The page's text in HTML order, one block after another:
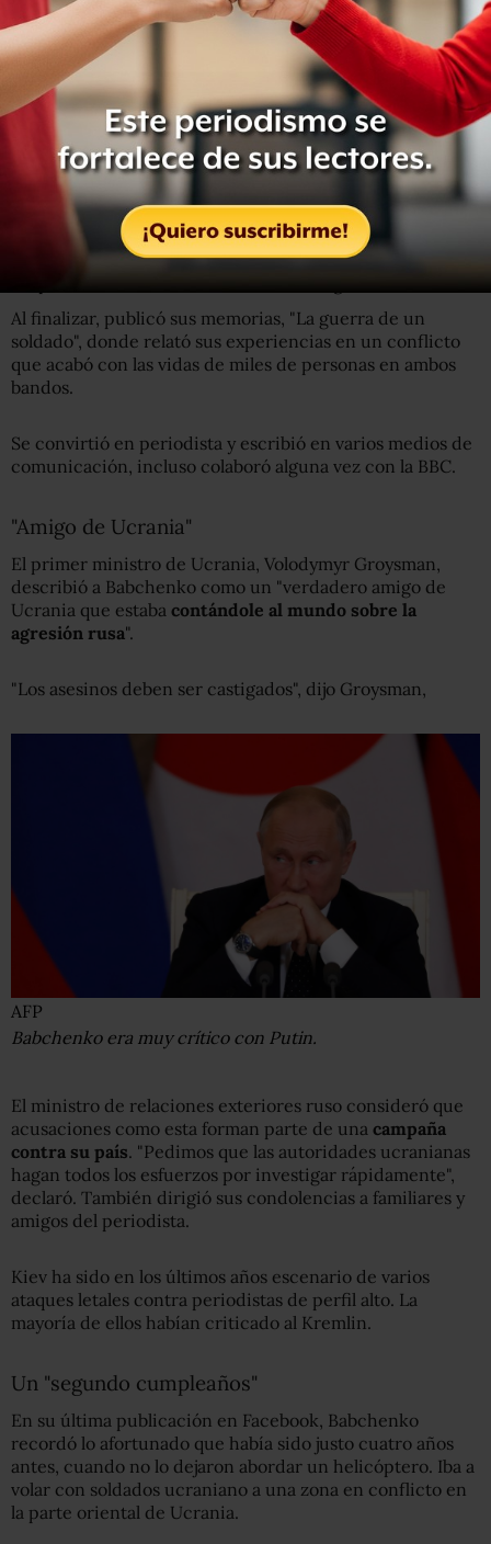
Babchenko era unconocido crítico del presidente de su
país, Vladimir Putin
. Se había manifestado en contra de
la intervención rusa en Siria y en el este de Ucrania.
A los 18 años, cuando estudiaba Derecho en Moscú, fue
llamado a servir en el ejército ruso, lo que le llevó a
participar en las dos guerras con Chechenia entre los
años 1994 y 2000.
Quién era y qué reporteaba Ahmad Shah, el joven
periodista de la BBC asesinado en Afganistán
Al finalizar, publicó sus memorias, "La guerra de un
soldado", donde relató sus experiencias en un conflicto
que acabó con las vidas de miles de personas en ambos
bandos.
Se convirtió en periodista y escribió en varios medios de
comunicación, incluso colaboró alguna vez con la BBC.
"Amigo de Ucrania"
El primer ministro de Ucrania, Volodymyr Groysman,
describió a Babchenko como un "verdadero amigo de
Ucrania que estaba contándole al mundo sobre la
agresión rusa".
"Los asesinos deben ser castigados", dijo Groysman,
AFP
Babchenko era muy crítico con Putin.
El ministro de relaciones exteriores ruso consideró que
acusaciones como esta forman parte de una campaña
contra su país. "Pedimos que las autoridades ucranianas
hagan todos los esfuerzos por investigar rápidamente",
declaró. También dirigió sus condolencias a familiares y
amigos del periodista.
Kiev ha sido en los últimos años escenario de varios
ataques letales contra periodistas de perfil alto. La
mayoría de ellos habían criticado al Kremlin.
Un "segundo cumpleaños"
En su última publicación en Facebook, Babchenko
recordó lo afortunado que había sido justo cuatro años
antes, cuando no lo dejaron abordar un helicóptero. Iba a
volar con soldados ucraniano a una zona en conflicto en
la parte oriental de Ucrania.